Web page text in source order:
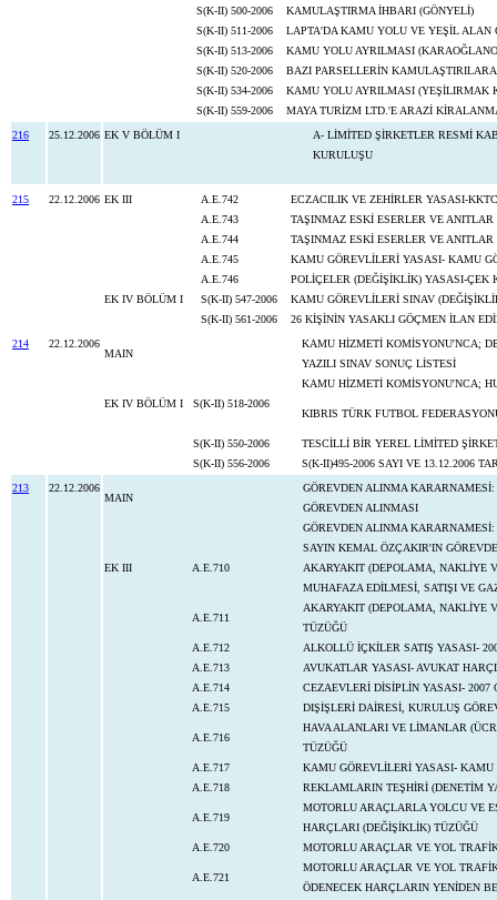
S(K-II) 500-2006
KAMULAŞTIRMA İHBARI (GÖNYELİ)
S(K-II) 511-2006
LAPTA'DA KAMU YOLU VE YEŞİL
S(K-II) 513-2006
KAMU YOLU AYRILMASI
S(K-II) 520-2006
BAZI PARSELLERİN
S(K-II) 534-2006
KAMU YOLU AYRILMASI (YEŞİLIRMAK
S(K-II) 559-2006
MAYA TURİZM LTD.'E ARAZİ
216
25.12.2006 EK V BÖLÜM I
A- LİMİTED ŞİRKETLER RESMİ
KURULUŞU
215 22.12.2006 EK III A.E.742
ECZACILIK VE ZEHİRLER YASASI-
A.E.743
TAŞINMAZ ESKİ ESERLER VE
A.E.744
TAŞINMAZ ESKİ ESERLER VE
A.E.745
KAMU GÖREVLİLERİ YASASI- KAMU
A.E.746
POLİÇELER (DEĞİŞİKLİK) YASASI-
EK IV BÖLÜM I
S(K-II) 547-2006
KAMU GÖREVLİLERİ SINAV
S(K-II) 561-2006
26 KİŞİNİN YASAKLI GÖÇMEN İLAN
214
22.12.2006
MAIN
KAMU HİZMETİ KOMİSYONU'NCA;
YAZILI SINAV SONUÇ LİSTESİ
KAMU HİZMETİ KOMİSYONU'NCA;
EK IV BÖLÜM I S(K-II) 518-2006
KIBRIS TÜRK FUTBOL
S(K-II) 550-2006
TESCİLLİ BİR YEREL LİMİTED
S(K-II) 556-2006
S(K-II)495-2006 SAYI VE 13.12.2006
213
22.12.2006
MAIN
GÖREVDEN ALINMA
GÖREVDEN ALINMASI
GÖREVDEN ALINMA
SAYIN KEMAL ÖZÇAKIR'IN
EK III
A.E.710
AKARYAKIT (DEPOLAMA, NAKLİYE
MUHAFAZA EDİLMESİ, SATIŞI VE
A.E.711
AKARYAKIT (DEPOLAMA, NAKLİYE
TÜZÜĞÜ
A.E.712
ALKOLLÜ İÇKİLER SATIŞ YASASI-
A.E.713
AVUKATLAR YASASI- AVUKAT
A.E.714
CEZAEVLERİ DİSİPLİN YASASI-
A.E.715
DIŞİŞLERİ DAİRESİ, KURULUŞ
A.E.716
HAVA ALANLARI VE LİMANLAR
TÜZÜĞÜ
A.E.717
KAMU GÖREVLİLERİ YASASI-
A.E.718
REKLAMLARIN TEŞHİRİ (DENETİM
A.E.719
MOTORLU ARAÇLARLA YOLCU VE
HARÇLARI (DEĞİŞİKLİK) TÜZÜĞÜ
A.E.720
MOTORLU ARAÇLAR VE YOL
A.E.721
MOTORLU ARAÇLAR VE YOL
ÖDENECEK HARÇLARIN YENİDEN